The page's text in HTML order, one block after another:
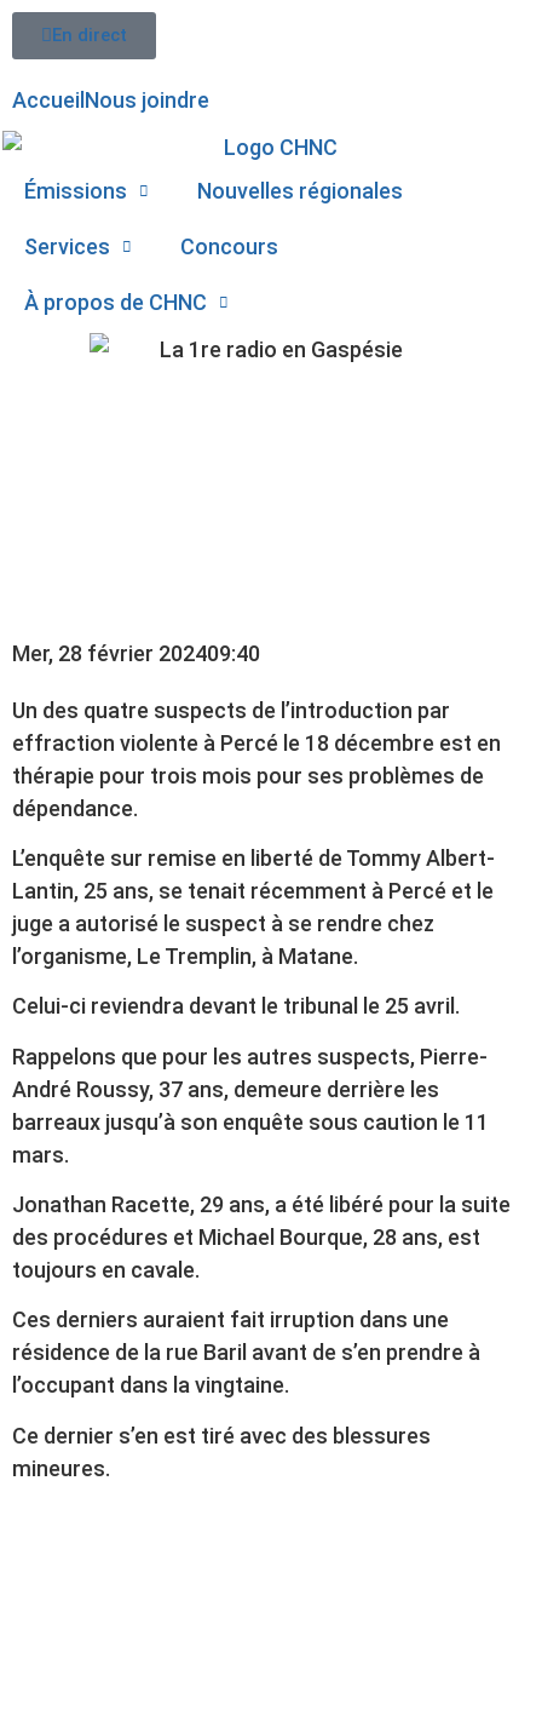
En direct
Accueil Nous joindre
Émissions Nouvelles régionales
Services Concours
À propos de CHNC
Mer, 28 février 202409:40
Un des quatre suspects de l’introduction par
effraction violente à Percé le 18 décembre est en
thérapie pour trois mois pour ses problèmes de
dépendance.
L’enquête sur remise en liberté de Tommy Albert-
Lantin, 25 ans, se tenait récemment à Percé et le
juge a autorisé le suspect à se rendre chez
l’organisme, Le Tremplin, à Matane.
Celui-ci reviendra devant le tribunal le 25 avril.
Rappelons que pour les autres suspects, Pierre-
André Roussy, 37 ans, demeure derrière les
barreaux jusqu’à son enquête sous caution le 11
mars.
Jonathan Racette, 29 ans, a été libéré pour la suite
des procédures et Michael Bourque, 28 ans, est
toujours en cavale.
Ces derniers auraient fait irruption dans une
résidence de la rue Baril avant de s’en prendre à
l’occupant dans la vingtaine.
Ce dernier s’en est tiré avec des blessures
mineures.